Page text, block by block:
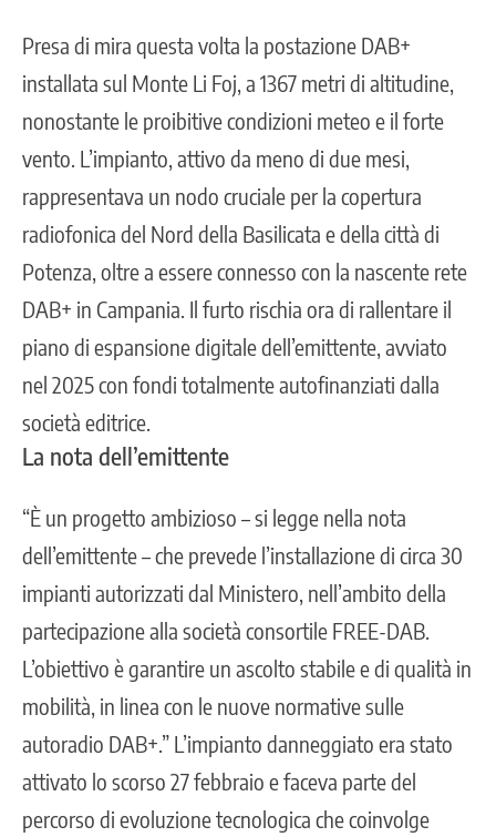
Presa di mira questa volta la postazione DAB+
installata sul Monte Li Foj, a 1367 metri di altitudine,
nonostante le proibitive condizioni meteo e il forte
vento. L’impianto, attivo da meno di due mesi,
rappresentava un nodo cruciale per la copertura
radiofonica del Nord della Basilicata e della città di
Potenza, oltre a essere connesso con la nascente rete
DAB+ in Campania. Il furto rischia ora di rallentare il
piano di espansione digitale dell’emittente, avviato
nel 2025 con fondi totalmente autofinanziati dalla
società editrice.
La nota dell’emittente
“È un progetto ambizioso – si legge nella nota
dell’emittente – che prevede l’installazione di circa 30
impianti autorizzati dal Ministero, nell’ambito della
partecipazione alla società consortile FREE-DAB.
L’obiettivo è garantire un ascolto stabile e di qualità in
mobilità, in linea con le nuove normative sulle
autoradio DAB+.” L’impianto danneggiato era stato
attivato lo scorso 27 febbraio e faceva parte del
percorso di evoluzione tecnologica che coinvolge